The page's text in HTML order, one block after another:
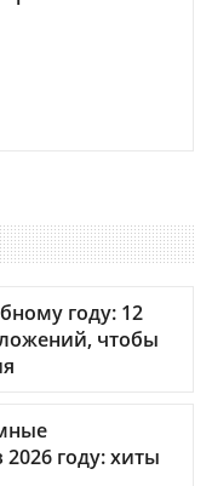
году: 12
чтобы
году: хиты